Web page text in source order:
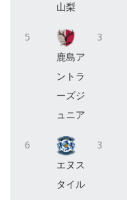
山梨
5
鹿島ア
ントラ
ーズジ
ュニア
3
6
エヌス
タイル
3